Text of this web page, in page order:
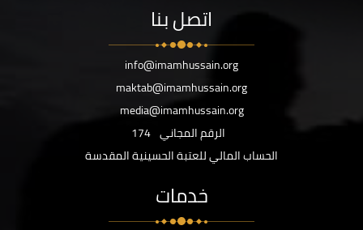
اتصل بنا
info@imamhussain.org
maktab@imamhussain.org
media@imamhussain.org
الرقم المجاني 174
الحساب المالي للعتبة الحسينية المقدسة
خدمات